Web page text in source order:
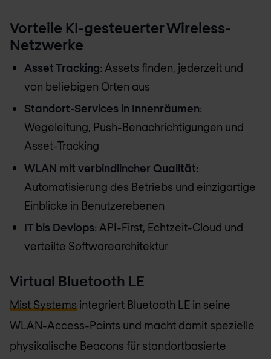
Vorteile KI-gesteuerter Wireless-
Netzwerke
Asset Tracking: Assets finden, jederzeit und
von beliebigen Orten aus
Standort-Services in Innenräumen:
Wegeleitung, Push-Benachrichtigungen und
Asset-Tracking
WLAN mit verbindlincher Qualität:
Automatisierung des Betriebs und einzigartige
Einblicke in Benutzerebenen
IT bis Devlops: API-First, Echtzeit-Cloud und
verteilte Softwarearchitektur
Virtual Bluetooth LE
Mist Systems integriert Bluetooth LE in seine
WLAN-Access-Points und macht damit spezielle
physikalische Beacons für standortbasierte